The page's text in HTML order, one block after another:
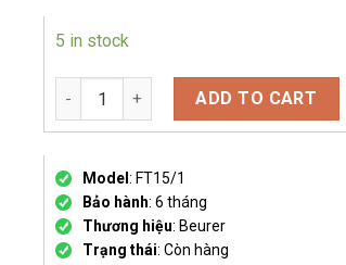
5 in stock
Nhiệt kế điện tử đầu mềm Beurer
ADD TO CART
Model: FT15/1
Bảo hành: 6 tháng
Thương hiệu: Beurer
Trạng thái: Còn hàng